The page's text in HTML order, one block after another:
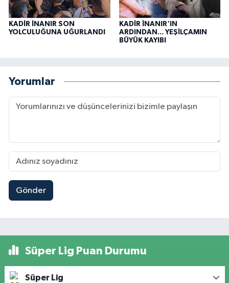
KADİR İNANIR SON
YOLCULUĞUNA UĞURLANDI
KADİR İNANIR'IN
ARDINDAN... YEŞİLÇAMIN
BÜYÜK KAYIBI
Yorumlar
Gönder
Süper Lig Puan Durumu
Süper Lig